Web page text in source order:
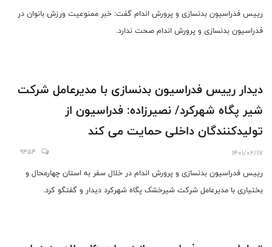
رییس فدراسیون بدنسازی و پرورش اندام گفت: خبر ممنوعیت ورزش بانوان در
فدراسیون بدنسازی و پرورش اندام صحت ندارد.
دیدار رییس فدراسیون بدنسازی با مدیرعامل شرکت
شیر پگاه شهرکرد/ نصیرزاده: فدراسیون از
تولیدکنندگان داخلی حمایت می کند
1401/02/17
9454
رییس فدراسیون بدنسازی و پرورش اندام در خلال سفر به استان چهارمحال و
بختیاری با مدیرعامل شرکت شیرخشک پگاه شهرکرد دیدار و گفتگو کرد.